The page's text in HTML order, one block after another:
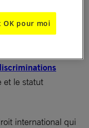
de leur droit à
Pacte
et politiques
et le statut
international qui
OK pour moi